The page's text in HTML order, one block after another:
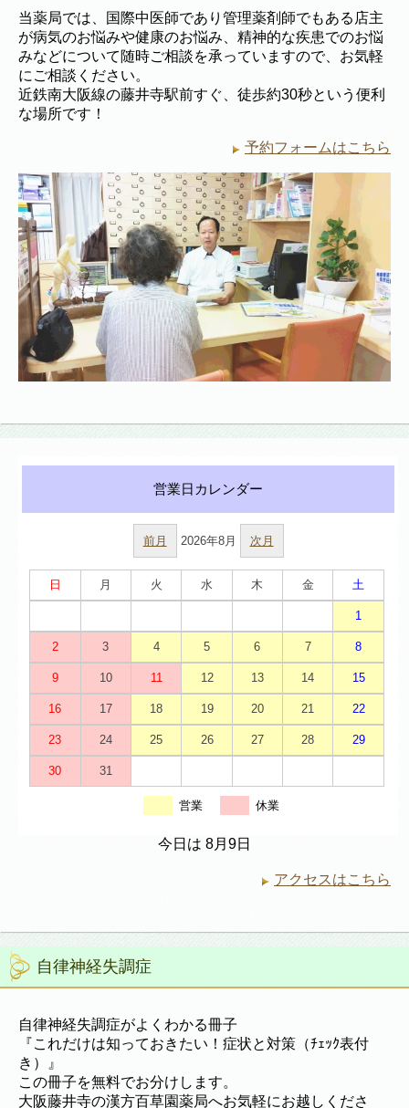
当薬局では、国際中医師であり管理薬剤師でもある店主
が病気のお悩みや健康のお悩み、精神的な疾患でのお悩
みなどについて随時ご相談を承っていますので、お気軽
にご相談ください。
近鉄南大阪線の藤井寺駅前すぐ、徒歩約30秒という便利
な場所です！
予約フォームはこちら
前月 2026年8月 次月
日 月 火 水 木 金 土
1
2 3 4 5 6 7 8
9 10 11 12 13 14 15
16 17 18 19 20 21 22
23 24 25 26 27 28 29
30 31
営業 休業
今日は 8月9日
アクセスはこちら
自律神経失調症
自律神経失調症がよくわかる冊子
『これだけは知っておきたい！症状と対策（ﾁｪｯｸ表付
き）』
この冊子を無料でお分けします。
大阪藤井寺の漢方百草園薬局へお気軽にお越しくださ